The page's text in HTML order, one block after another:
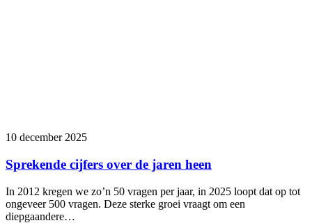
10 december 2025
Sprekende cijfers over de jaren heen
In 2012 kregen we zo’n 50 vragen per jaar, in 2025 loopt dat op tot
ongeveer 500 vragen. Deze sterke groei vraagt om een
diepgaandere…